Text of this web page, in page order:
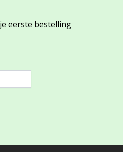
eerste bestelling